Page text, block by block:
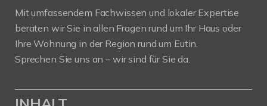
Mit umfassendem Fachwissen und lokaler Expertise
beraten wir Sie in allen Fragen rund um Ihr Haus oder
Ihre Wohnung in der Region rund um Eutin.
Sprechen Sie uns an – wir sind für Sie da.